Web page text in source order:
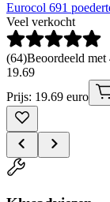
Eurocol 691
Veel verkocht
(64)Beoordeeld
19.69
Prijs: 19.69 euro